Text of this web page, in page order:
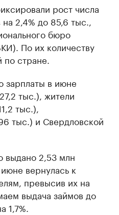
рост числа
2,4% до 85,6 тыс.,
бюро
По их количеству
по стране.
зарплаты в июне
тыс.), жители
тыс.),
тыс.) и Свердловской
выдано 2,53 млн
вернулась к
превысив их на
выдача займов до
1,7%.